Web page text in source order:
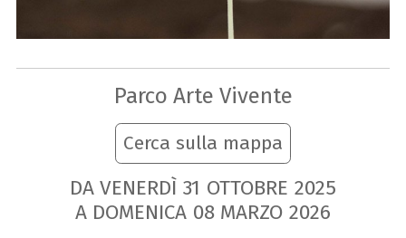
Parco Arte Vivente
Cerca sulla mappa
DA VENERDÌ 31 OTTOBRE 2025
A DOMENICA 08 MARZO 2026